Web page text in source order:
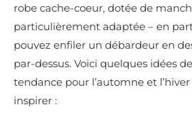
robe cache-coeur, dotée de
particulièrement adaptée – en
pouvez enfiler un débardeur en
par-dessus. Voici quelques idées
tendance pour l’automne et
inspirer :